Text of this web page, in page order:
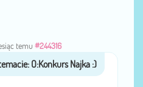
temu #244316